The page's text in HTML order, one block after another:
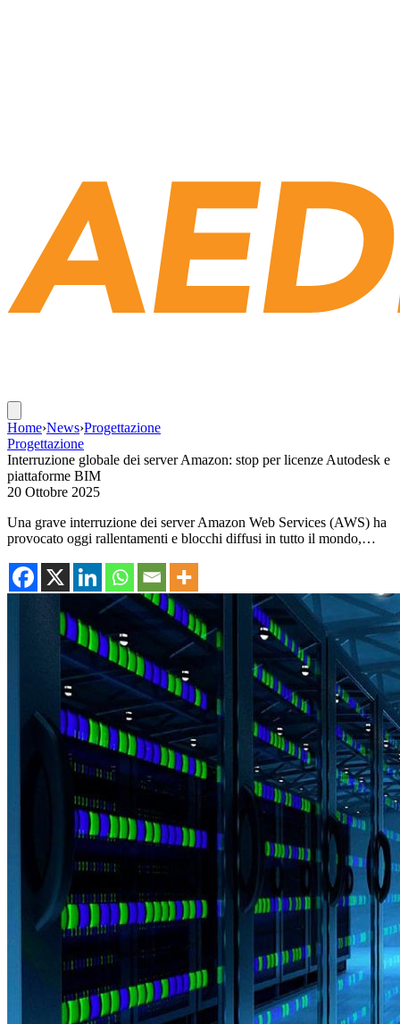
Home›News›Progettazione
Progettazione
Interruzione globale dei server Amazon: stop per licenze Autodesk e
piattaforme BIM
20 Ottobre 2025
Una grave interruzione dei server Amazon Web Services (AWS) ha
provocato oggi rallentamenti e blocchi diffusi in tutto il mondo,…